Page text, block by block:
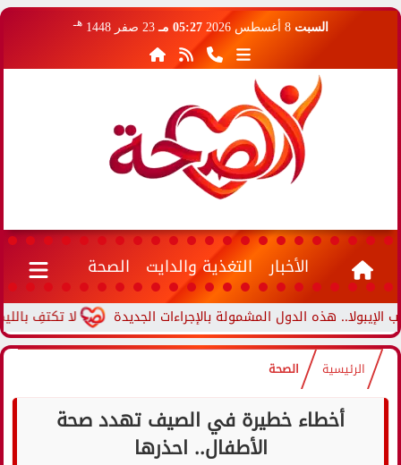
السبت 8 أغسطس 2026 05:27 مـ 23 صفر 1448 هـ
الأخبار التغذية والدايت الصحة
لا تكتفِ بالليمون هذه الدول المشمولة بالإجراءات الجديدة
الرئيسية الصحة
أخطاء خطيرة في الصيف تهدد صحة
الأطفال.. احذرها